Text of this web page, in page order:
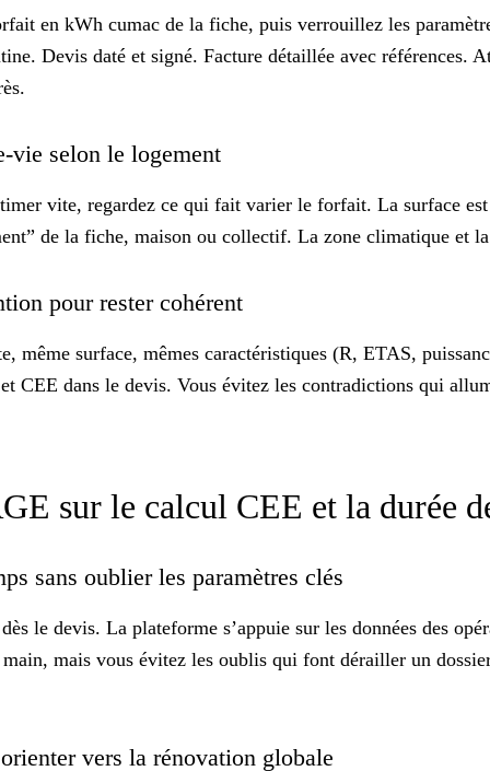
en kWh cumac de la fiche, puis verrouillez les
Devis daté et signé. Facture détaillée avec références.
vie selon le logement
vite, regardez ce qui fait varier le forfait. La surface
de la fiche, maison ou collectif. La zone climatique et
pour rester cohérent
même surface, mêmes caractéristiques (R, ETAS,
CEE dans le devis. Vous évitez les contradictions qui
sur le calcul CEE et la durée
sans oublier les paramètres clés
le devis. La plateforme s’appuie sur les données des
mais vous évitez les oublis qui font dérailler un
vers la rénovation globale